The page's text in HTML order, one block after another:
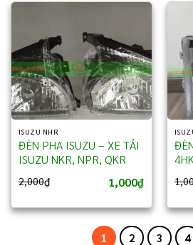
ISUZU NHR
ĐÈN PHA ISUZU – XE TẢI
ISUZU NKR, NPR, QKR
2,000₫ 1,000₫
1 2 3 4